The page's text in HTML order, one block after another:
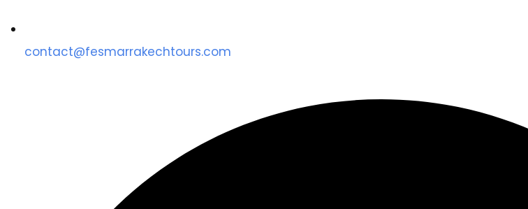
contact@fesmarrakechtours.com